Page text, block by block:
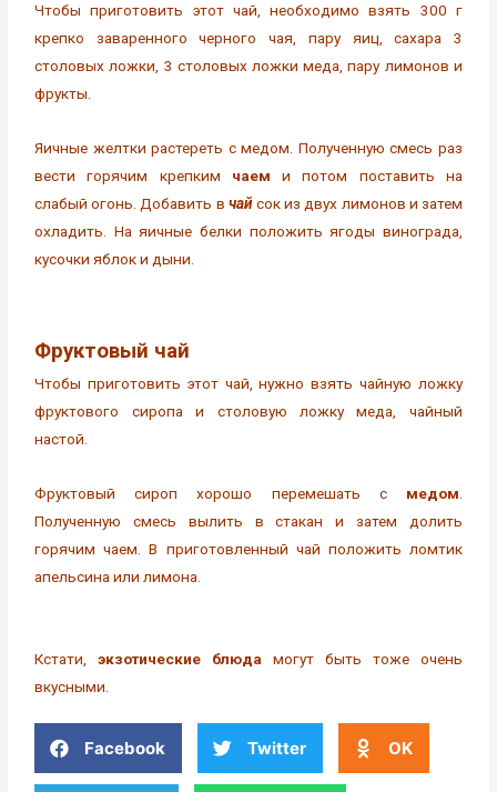
Чтобы приготовить этот чай, необходимо взять 300 г
крепко заваренного черного чая, пару яиц, сахара 3
столовых ложки, 3 столовых ложки меда, пару лимонов и
фрукты.
Яичные желтки растереть с медом. Полученную смесь раз
вести горячим крепким чаеми потом поставить на
слабый огонь. Добавить в чайсок из двух лимонов и затем
охладить. На яичные белки положить ягоды винограда,
кусочки яблок и дыни.
Фруктовый чай
Чтобы приготовить этот чай, нужно взять чайную ложку
фруктового сиропа и столовую ложку меда, чайный
настой.
Фруктовый сироп хорошо перемешать с медом
Полученную смесь вылить в стакан и затем долить
горячим чаем. В приготовленный чай положить ломтик
апельсина или лимона.
Кстати,экзотические блюда могут быть тоже очень
вкусными.
Facebook Twitter OK